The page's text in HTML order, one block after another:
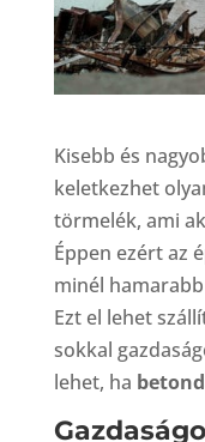
Kisebb és
keletkezhet
törmelék, ami
Éppen ezért az
minél
Ezt el lehet
sokkal
lehet, ha